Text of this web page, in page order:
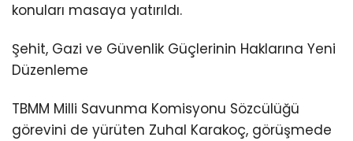
konuları masaya yatırıldı.
Şehit, Gazi ve Güvenlik Güçlerinin Haklarına Yeni
Düzenleme
TBMM Milli Savunma Komisyonu Sözcülüğü
görevini de yürüten Zuhal Karakoç, görüşmede